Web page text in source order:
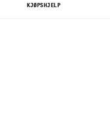
KJØPSHJELP